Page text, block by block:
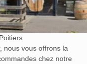
nous vous offrons la
chez notre